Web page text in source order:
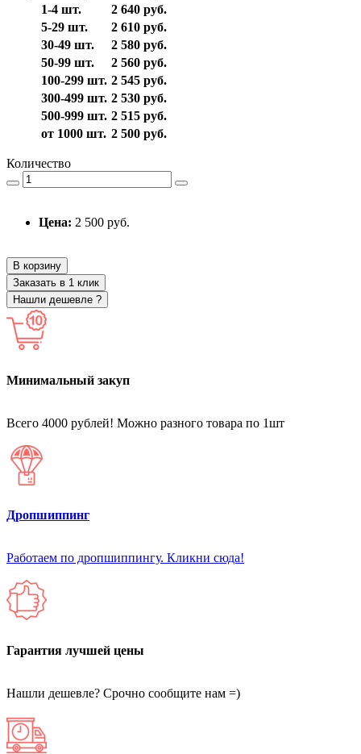
1-4 шт.
2 640 руб.
5-29 шт.
2 610 руб.
30-49 шт.
2 580 руб.
50-99 шт.
2 560 руб.
100-299 шт. 2 545 руб.
300-499 шт. 2 530 руб.
500-999 шт. 2 515 руб.
от 1000 шт. 2 500 руб.
Количество
Цена: 2 500 руб.
В корзину
Заказать в 1 клик
Нашли дешевле ?
Минимальный закуп
Всего 4000 рублей! Можно разного товара по 1шт
Дропшиппинг
Работаем по дропшиппингу. Кликни сюда!
Гарантия лучшей цены
Нашли дешевле? Срочно сообщите нам =)